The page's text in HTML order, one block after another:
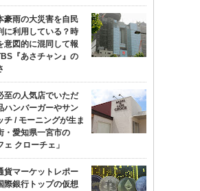
豪雨の大災害を自民
に利用している？時
意図的に混同して報
『あさチャン』の
至の人気店でいただ
ハンバーガーやサン
チ / モーニングが生ま
・愛知県一宮市の
ェ クローチェ」
貨マーケットレポー
際銀行トップの仮想